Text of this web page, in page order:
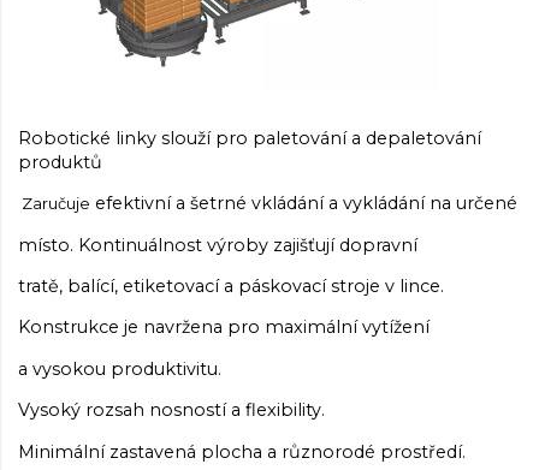
Robotické linky slouží pro paletování a depaletování
produktů
Zaručuje efektivní a šetrné vkládání a vykládání na určené
místo. Kontinuálnost výroby zajišťují dopravní
tratě, balící, etiketovací a páskovací stroje v lince.
Konstrukce je navržena pro maximální vytížení
a vysokou produktivitu.
Vysoký rozsah nosností a flexibility.
Minimální zastavená plocha a různorodé prostředí.